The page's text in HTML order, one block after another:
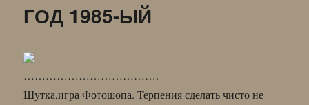
ГОД 1985-ЫЙ
……………………………….
Шутка,игра Фотошопа. Терпения сделать чисто не